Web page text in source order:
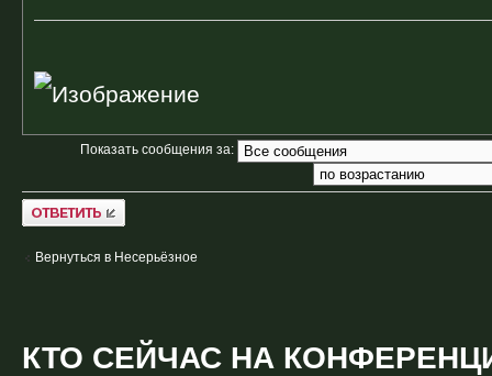
Показать сообщения за:
Ответить
Вернуться в Несерьёзное
КТО СЕЙЧАС НА